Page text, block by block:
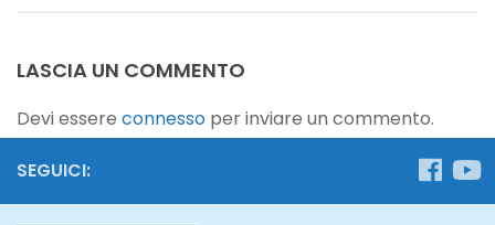
LASCIA UN COMMENTO
Devi essere connesso per inviare un commento.
SEGUICI: